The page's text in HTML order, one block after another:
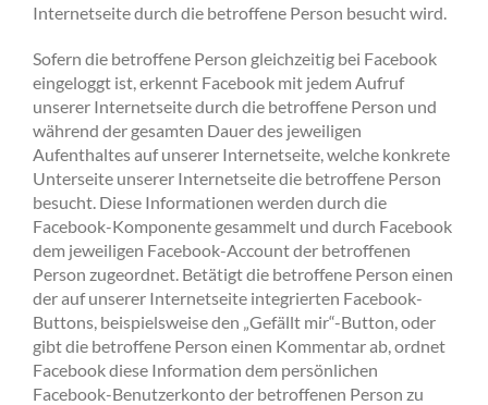
Internetseite durch die betroffene Person besucht wird.
Sofern die betroffene Person gleichzeitig bei Facebook
eingeloggt ist, erkennt Facebook mit jedem Aufruf
unserer Internetseite durch die betroffene Person und
während der gesamten Dauer des jeweiligen
Aufenthaltes auf unserer Internetseite, welche konkrete
Unterseite unserer Internetseite die betroffene Person
besucht. Diese Informationen werden durch die
Facebook-Komponente gesammelt und durch Facebook
dem jeweiligen Facebook-Account der betroffenen
Person zugeordnet. Betätigt die betroffene Person einen
der auf unserer Internetseite integrierten Facebook-
Buttons, beispielsweise den „Gefällt mir“-Button, oder
gibt die betroffene Person einen Kommentar ab, ordnet
Facebook diese Information dem persönlichen
Facebook-Benutzerkonto der betroffenen Person zu